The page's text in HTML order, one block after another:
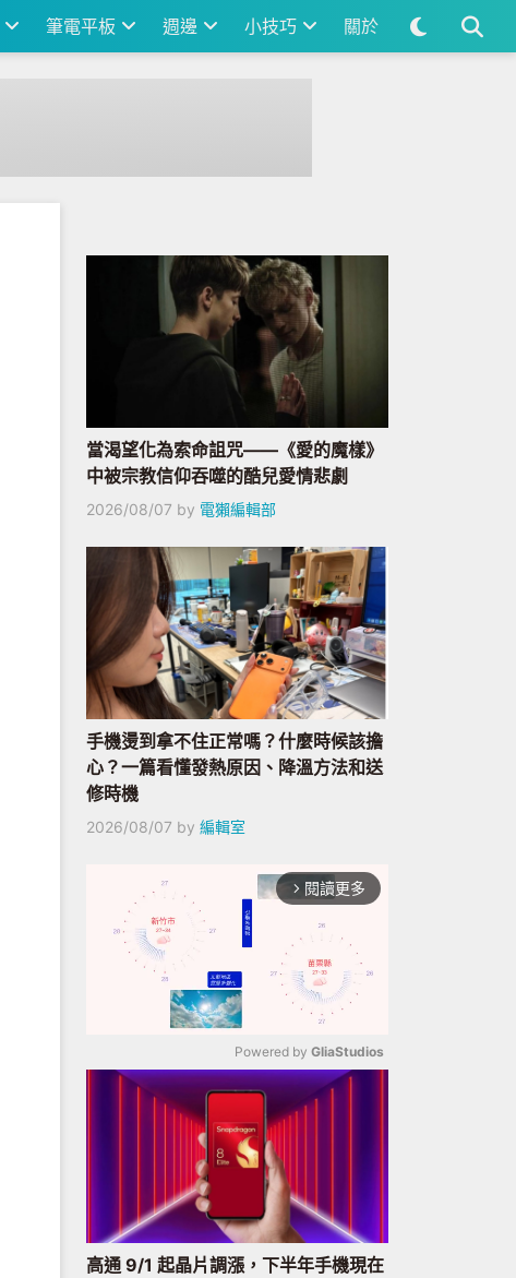
筆電平板 週邊 小技巧 關於
當渴望化為索命詛咒——《愛的魔樣》
中被宗教信仰吞噬的酷兒愛情悲劇
2026/08/07 by 電獺編輯部
手機燙到拿不住正常嗎？什麼時候該擔
心？一篇看懂發熱原因、降溫方法和送
修時機
2026/08/07 by 編輯室
arrow_forward_ios 閱讀更多
Mute
Powered by GliaStudios
高通 9/1 起晶片調漲，下半年手機現在